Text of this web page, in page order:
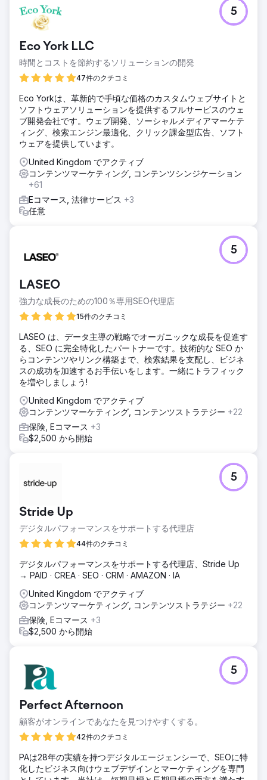
アンソニー・イアンナリーノのブログは、インフラの規模に
追いつかなくなっていた。10万人を超える購読者と毎日更新
に達していた。検索エンジンでの表示順位は低く、ナビゲー
ションは使いにくく、書籍やトレーニングプログラムのeコ
マースもコンバージョンに繋がらなかった。競争の激しい
B2B販売市場での競争は、状況をさらに悪化させた。
ソリューション
Apptageは、大量配信に対応したカスタムCMSを用いてプラ
ットフォームをゼロから再構築しました。高度な検索機能、
ニュースレターのセグメンテーション、eコマース機能がす
べて統合されています。SEO対策としては、戦略的な内部リ
ンク構築、ロングテールキーワードのターゲティング、サイ
ト速度とクロール性の向上といった技術的な改善を通じて、
トピックの権威性を高めることに重点を置きました。
結果
オーガニックトラフィックは287%増加しました（月間訪問
以上のキーワードでランキングされ、そのうち1,200以上が
トップ3にランクインしました。CTRは2.1%から3.8%に改善
しました。平均順位は18.4から6.2に上昇しました。検索可視
性は34%から78%に急上昇しました。ニュースレター購読
者は109,000人以上に増加しました。ページ読み込み時間は
64%改善し、直帰率は41%減少しました。トレーニングプロ
グラムへの訪問数は156%増加し、書籍販売のコンバージョ
ンは89%増加しました。インバウンドリードは340%増加し
ました。
エージェンシーページに移動
Eco York LLC
時間とコストを節約するソリューションの開発
47件のクチコミ
5
Eco Yorkは、革新的で手頃な価格のカスタムウェブサイトと
ソフトウェアソリューションを提供するフルサービスのウェ
ブ開発会社です。ウェブ開発、ソーシャルメディアマーケテ
ィング、検索エンジン最適化、クリック課金型広告、ソフト
ウェアを提供しています。
United Kingdom でアクティブ
コンテンツマーケティング, コンテンツシンジケーション
+61
Eコマース, 法律サービス +3
任意
LASEO
強力な成長のための100％専用SEO代理店
15件のクチコミ
5
LASEO は、データ主導の戦略でオーガニックな成長を促進す
る、SEO に完全特化したパートナーです。技術的な SEO か
らコンテンツやリンク構築まで、検索結果を支配し、ビジネ
スの成功を加速するお手伝いをします。一緒にトラフィック
を増やしましょう!
United Kingdom でアクティブ
コンテンツマーケティング, コンテンツストラテジー +22
保険, Eコマース +3
$2,500 から開始
Stride Up
デジタルパフォーマンスをサポートする代理店
44件のクチコミ
5
デジタルパフォーマンスをサポートする代理店、Stride Up
→ PAID · CREA · SEO · CRM · AMAZON · IA
United Kingdom でアクティブ
コンテンツマーケティング, コンテンツストラテジー +22
保険, Eコマース +3
$2,500 から開始
Perfect Afternoon
顧客がオンラインであなたを見つけやすくする。
42件のクチコミ
5
PAは28年の実績を持つデジタルエージェンシーで、SEOに特
化したビジネス向けウェブデザインとマーケティングを専門